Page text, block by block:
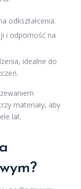
odkształcenia.
i odporność na
idealne do
materiały, aby
lat.